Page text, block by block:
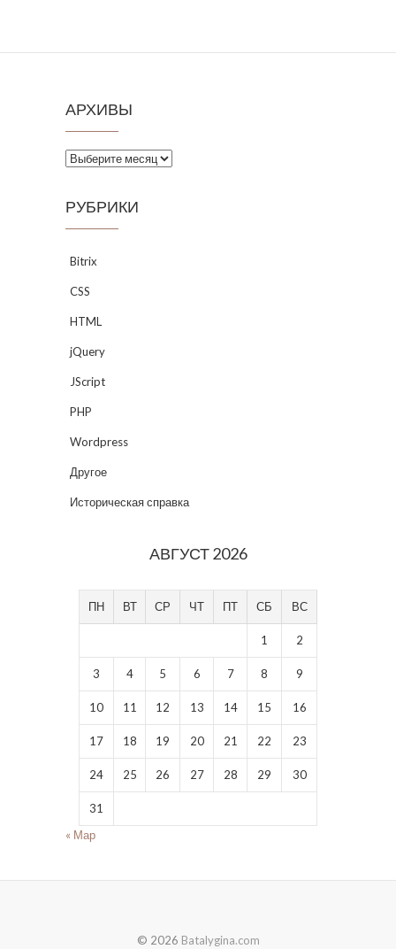
АРХИВЫ
Архивы
РУБРИКИ
Bitrix
CSS
HTML
jQuery
JScript
PHP
Wordpress
Другое
Историческая справка
АВГУСТ 2026
ПН ВТ СР ЧТ ПТ СБ ВС
1 2
3 4 5 6 7 8 9
10 11 12 13 14 15 16
17 18 19 20 21 22 23
24 25 26 27 28 29 30
31
« Мар
© 2026 Batalygina.com